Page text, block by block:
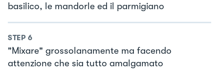
basilico, le mandorle ed il parmigiano
STEP 6
"Mixare" grossolanamente ma facendo
attenzione che sia tutto amalgamato